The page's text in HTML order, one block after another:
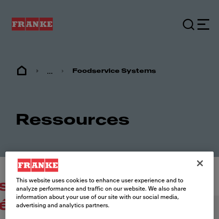
... Foodservice Systems
Ressources
This website uses cookies to enhance user experience and to
analyze performance and traffic on our website. We also share
information about your use of our site with our social media,
advertising and analytics partners.